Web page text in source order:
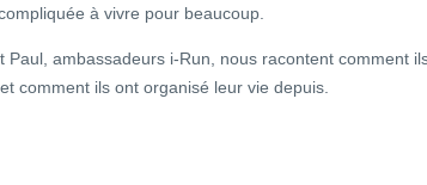
à vivre pour beaucoup.
Paul, ambassadeurs i-Run, nous racontent comment
comment ils ont organisé leur vie depuis.